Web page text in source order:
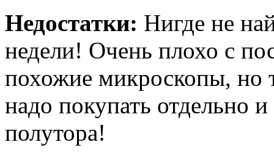
Недостатки: Нигде не
недели! Очень плохо с
похожие микроскопы, но
надо покупать отдельно
полутора!